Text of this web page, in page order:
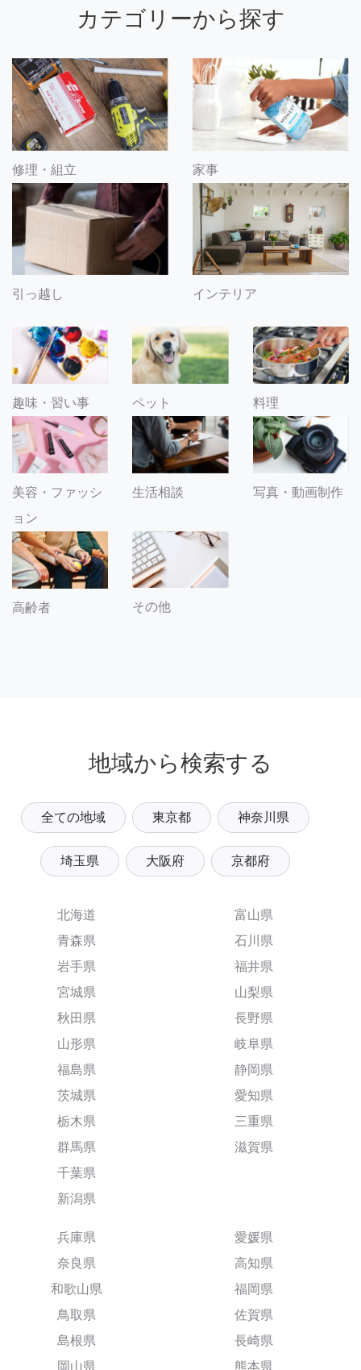
カテゴリーから探す
修理・組立 家事
引っ越し インテリア
趣味・習い事 ペット 料理
美容・ファッシ
ョン
生活相談 写真・動画制作
高齢者 その他
地域から検索する
全ての地域 東京都 神奈川県
埼玉県 大阪府 京都府
北海道
青森県
岩手県
宮城県
秋田県
山形県
福島県
茨城県
栃木県
群馬県
千葉県
新潟県
富山県
石川県
福井県
山梨県
長野県
岐阜県
静岡県
愛知県
三重県
滋賀県
兵庫県
奈良県
和歌山県
鳥取県
島根県
岡山県
愛媛県
高知県
福岡県
佐賀県
長崎県
熊本県